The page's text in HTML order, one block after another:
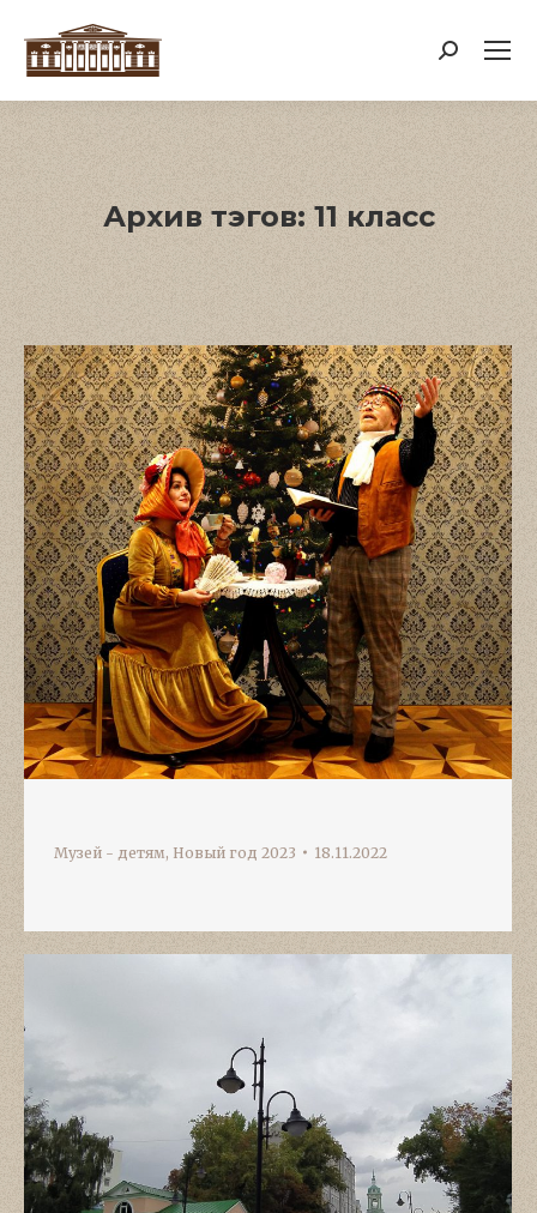
Поиск:
Архив тэгов: 11 класс
Музей - детям, Новый год 2023 18.11.2022